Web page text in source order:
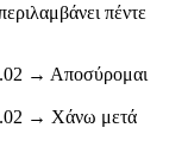
πέντε
→ Αποσύρομαι
→ Χάνω μετά